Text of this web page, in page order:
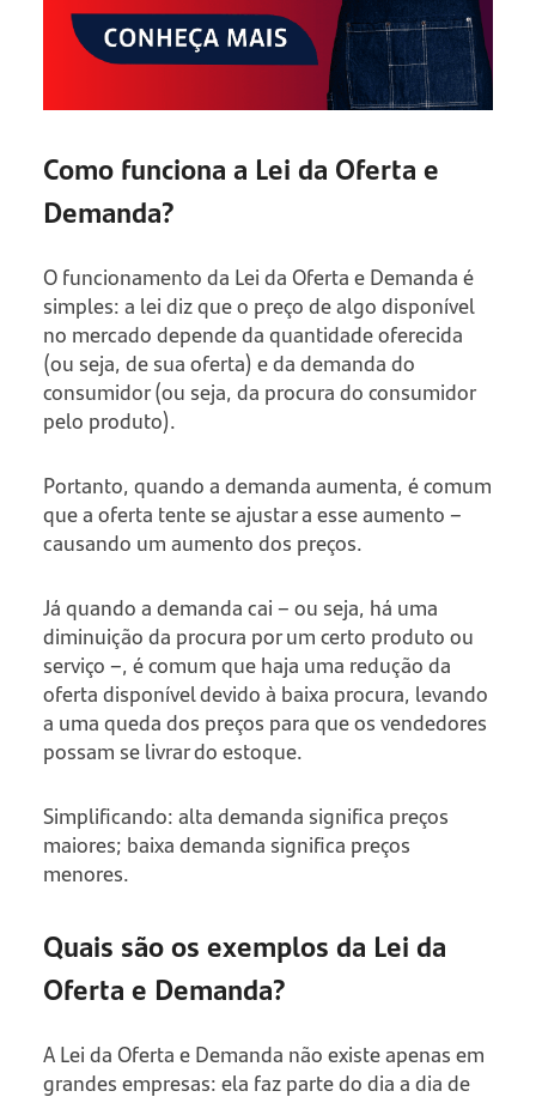
Como funciona a Lei da Oferta e
Demanda?
O funcionamento da Lei da Oferta e Demanda é
simples: a lei diz que o preço de algo disponível
no mercado depende da quantidade oferecida
(ou seja, de sua oferta) e da demanda do
consumidor (ou seja, da procura do consumidor
pelo produto).
Portanto, quando a demanda aumenta, é comum
que a oferta tente se ajustar a esse aumento –
causando um aumento dos preços.
Já quando a demanda cai – ou seja, há uma
diminuição da procura por um certo produto ou
serviço –, é comum que haja uma redução da
oferta disponível devido à baixa procura, levando
a uma queda dos preços para que os vendedores
possam se livrar do estoque.
Simplificando: alta demanda significa preços
maiores; baixa demanda significa preços
menores.
Quais são os exemplos da Lei da
Oferta e Demanda?
A Lei da Oferta e Demanda não existe apenas em
grandes empresas: ela faz parte do dia a dia de